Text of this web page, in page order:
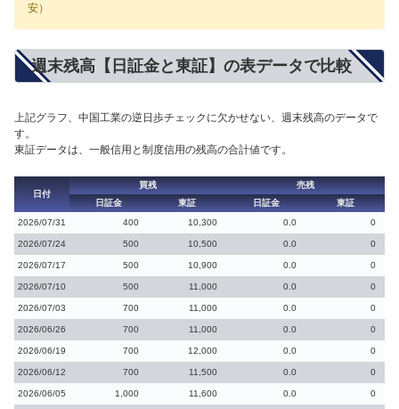
安）
週末残高【日証金と東証】の表データで比較
上記グラフ、中国工業の逆日歩チェックに欠かせない、週末残高のデータで
す。
東証データは、一般信用と制度信用の残高の合計値です。
日付
買残
売残
日証金
東証 日証金
東証
2026/07/31
400 10,300 0.0 0
2026/07/24 500 10,500 0.0 0
2026/07/17 500 10,900 0.0 0
2026/07/10 500 11,000 0.0 0
2026/07/03 700 11,000 0.0 0
2026/06/26 700 11,000 0.0 0
2026/06/19 700 12,000 0.0 0
2026/06/12 700 11,500 0.0 0
2026/06/05 1,000 11,600 0.0 0